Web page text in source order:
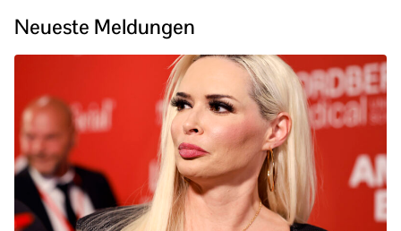
Neueste Meldungen